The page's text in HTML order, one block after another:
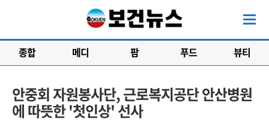
종합 메디 팜 푸드 뷰티
안중회 자원봉사단, 근로복지공단 안산병원
에 따뜻한 '첫인상' 선사